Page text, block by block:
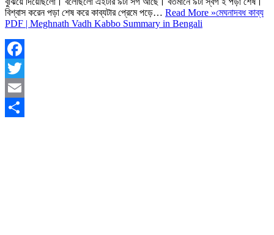
বিশ্বাস করেন পড়া শেষ করে কাব্যটার প্রেমে পড়ে… Read More »মেঘনাদবধ কাব্য
PDF | Meghnath Vadh Kabbo Summary in Bengali
Facebook
Twitter
Email